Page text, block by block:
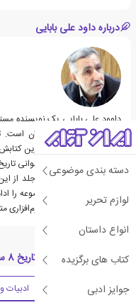
دسته بندی موضوعی
لوازم تحریر
انواع داستان
کتاب های برگزیده
جوایز ادبی
درباره داود علی بابایی
داوود علی بابایی یک نویسنده
خصوصا تاریخ معاصر ایران است.
گذشت» که مربوط به بازخوانی
این سو است.
بتواند کار انتشار این مجموعه
مشکلات سخت‌افزاری و نرم‌افزاری
دسته بندی های کتاب تاریخ 8 ساله ریاست جمهوری محمود احمدی نژاد 4
ادبیات معاصر ادبیات